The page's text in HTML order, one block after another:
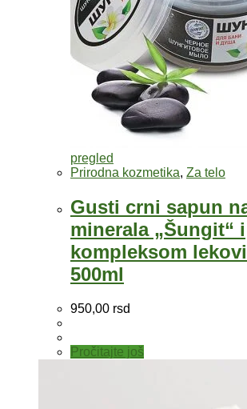
pregled
Prirodna kozmetika, Za telo
Gusti crni sapun
minerala „Šungit“ i
kompleksom
500ml
950,00 rsd
Pročitajte još